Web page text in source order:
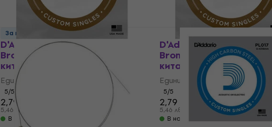
D'Addario PB024 Phosphor
Bronze Единична струна за
китара
Единична струна за китара
5/5
2,79 €
5,46 лв
В наличност
D'Addario PB022
Bronze Единична
китара
Единична струна за китара
5/5
2,79 €
5,46 лв
В наличност
За количество отстъпка